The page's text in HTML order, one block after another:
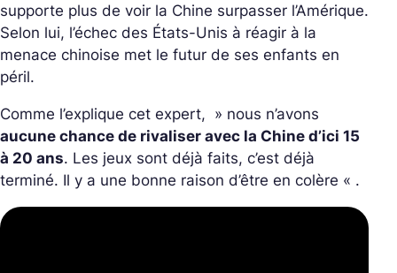
supporte plus de voir la Chine surpasser l’Amérique.
Selon lui, l’échec des États-Unis à réagir à la
menace chinoise met le futur de ses enfants en
péril.
Comme l’explique cet expert, » nous n’avons
aucune chance de rivaliser avec la Chine d’ici 15
à 20 ans. Les jeux sont déjà faits, c’est déjà
terminé. Il y a une bonne raison d’être en colère « .